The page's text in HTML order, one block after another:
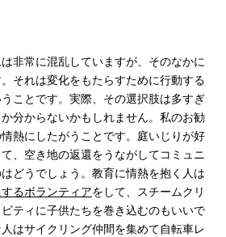
非常に混乱していますが、そのなかに
それは変化をもたらすために行動する
ことです。実際、その選択肢は多すぎ
分からないかもしれません。私のお勧
熱にしたがうことです。庭いじりが好
、空き地の返還をうながしてコミュニ
どうでしょう。教育に情熱を抱く人は
るボランティアをして、スチームクリ
ティに子供たちを巻き込むのもいいで
はサイクリング仲間を集めて自転車レ